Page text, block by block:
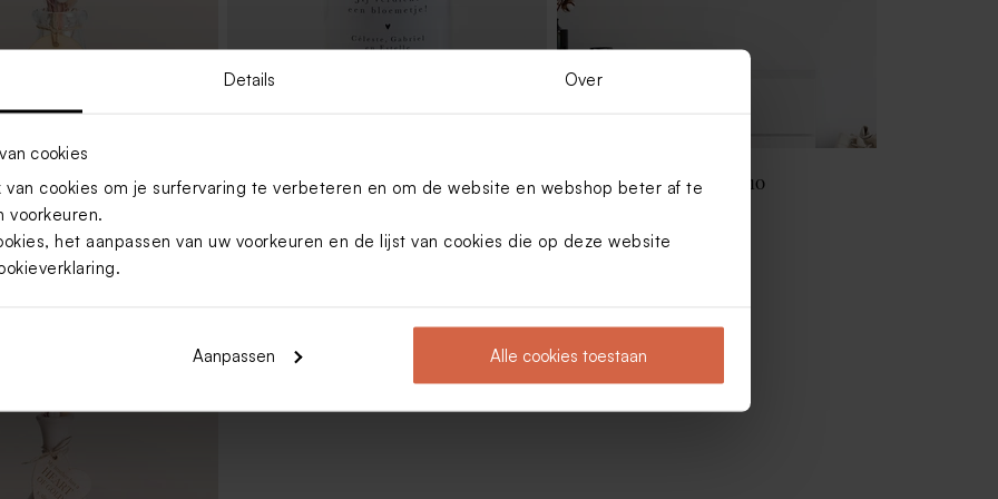
Details Over
cookies
cookies om je surfervaring te verbeteren en om de website en webshop beter af te
voorkeuren.
het aanpassen van uw voorkeuren en de lijst van cookies die op deze website
.
Aanpassen Alle cookies toestaan
in vaasje met
boodschap op houten
Glazen stolpje met droogbloemen en
eigen tekst - S
Houten fotohouder met 10
vakantiefoto's